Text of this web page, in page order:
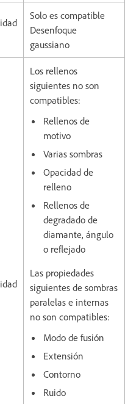
Solo es compatible
Desenfoque
gaussiano
Los rellenos
siguientes no son
compatibles:
Rellenos de
motivo
Varias sombras
Opacidad de
relleno
Rellenos de
degradado de
diamante, ángulo
o reflejado
Las propiedades
siguientes de sombras
paralelas e internas
no son compatibles:
Modo de fusión
Extensión
Contorno
Ruido